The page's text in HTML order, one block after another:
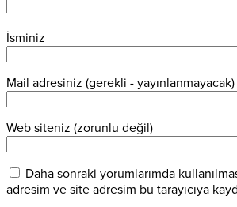
İsminiz
Mail adresiniz (gerekli - yayınlanmayacak)
Web siteniz (zorunlu değil)
Daha sonraki yorumlarımda
adresim ve site adresim bu tarayıcıya